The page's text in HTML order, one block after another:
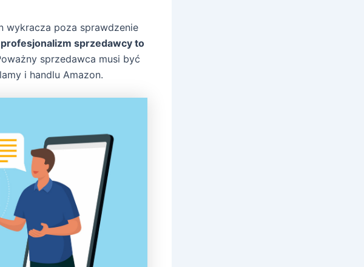
wykracza poza sprawdzenie
profesjonalizm sprzedawcy to
sprzedawca musi być
i handlu Amazon.